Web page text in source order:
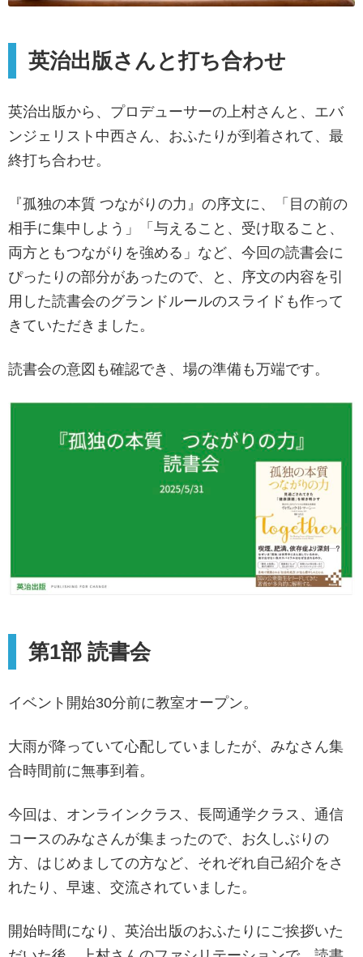
英治出版さんと打ち合わせ
英治出版から、プロデューサーの上村さんと、エバ
ンジェリスト中西さん、おふたりが到着されて、最
終打ち合わせ。
『孤独の本質 つながりの力』の序文に、「目の前の
相手に集中しよう」「与えること、受け取ること、
両方ともつながりを強める」など、今回の読書会に
ぴったりの部分があったので、と、序文の内容を引
用した読書会のグランドルールのスライドも作って
きていただきました。
読書会の意図も確認でき、場の準備も万端です。
第1部 読書会
イベント開始30分前に教室オープン。
大雨が降っていて心配していましたが、みなさん集
合時間前に無事到着。
今回は、オンラインクラス、長岡通学クラス、通信
コースのみなさんが集まったので、お久しぶりの
方、はじめましての方など、それぞれ自己紹介をさ
れたり、早速、交流されていました。
開始時間になり、英治出版のおふたりにご挨拶いた